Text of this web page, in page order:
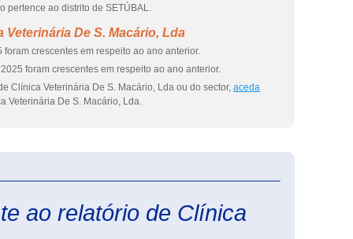
pertence ao distrito de SETÚBAL.
De S. Macário, Lda
crescentes em respeito ao ano anterior.
foram crescentes em respeito ao ano anterior.
Clínica Veterinária De S. Macário, Lda ou do sector, aceda
Veterinária De S. Macário, Lda.
ao relatório de Clínica